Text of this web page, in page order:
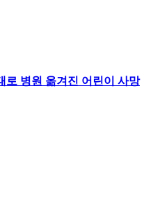
로 병원 옮겨진 어린이 사망